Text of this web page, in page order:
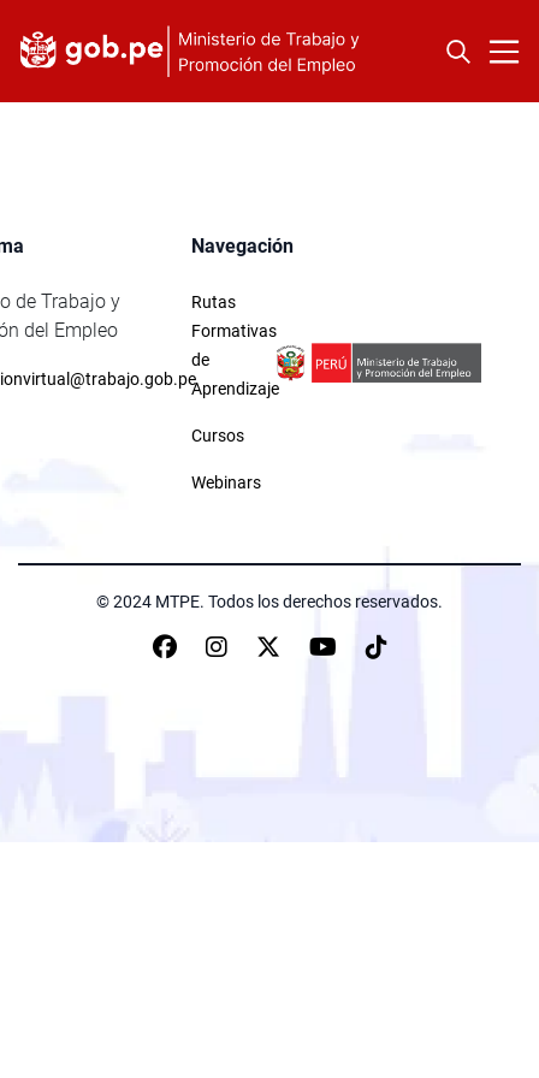
de Trabajo y
del Empleo
Navegación
Rutas
Formativas
de
Aprendizaje
Cursos
Webinars
© 2024 MTPE. Todos los derechos reservados.